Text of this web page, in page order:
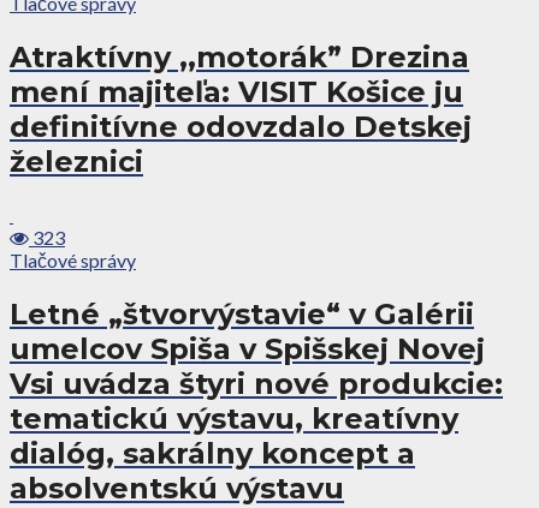
Atraktívny ,,motorák” Drezina
mení majiteľa: VISIT Košice ju
definitívne odovzdalo Detskej
železnici
323
Tlačové správy
Letné „štvorvýstavie“ v Galérii
umelcov Spiša v Spišskej Novej
Vsi uvádza štyri nové produkcie:
tematickú výstavu, kreatívny
dialóg, sakrálny koncept a
absolventskú výstavu